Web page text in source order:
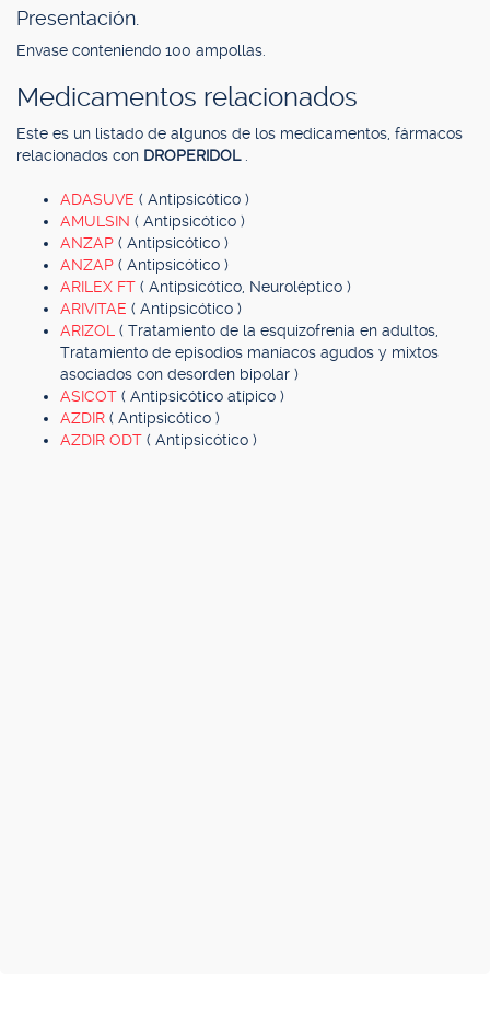
Presentación.
Envase conteniendo 100 ampollas.
Medicamentos relacionados
Este es un listado de algunos de los medicamentos, fármacos
relacionados con DROPERIDOL
ADASUVE ( Antipsicótico )
AMULSIN ( Antipsicótico )
ANZAP ( Antipsicótico )
ANZAP ( Antipsicótico )
ARILEX FT ( Antipsicótico, Neuroléptico )
ARIVITAE ( Antipsicótico )
ARIZOL ( Tratamiento de la esquizofrenia en adultos,
Tratamiento de episodios maníacos agudos y mixtos
asociados con desorden bipolar )
ASICOT ( Antipsicótico atípico )
AZDIR ( Antipsicótico )
AZDIR ODT ( Antipsicótico )